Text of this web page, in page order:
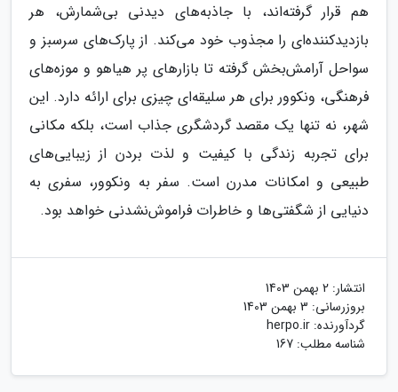
هم قرار گرفته‌اند، با جاذبه‌های دیدنی بی‌شمارش، هر
بازدیدکننده‌ای را مجذوب خود می‌کند. از پارک‌های سرسبز و
سواحل آرامش‌بخش گرفته تا بازارهای پر هیاهو و موزه‌های
فرهنگی، ونکوور برای هر سلیقه‌ای چیزی برای ارائه دارد. این
شهر، نه تنها یک مقصد گردشگری جذاب است، بلکه مکانی
برای تجربه زندگی با کیفیت و لذت بردن از زیبایی‌های
طبیعی و امکانات مدرن است. سفر به ونکوور، سفری به
دنیایی از شگفتی‌ها و خاطرات فراموش‌نشدنی خواهد بود.
انتشار: 2 بهمن 1403
بروزرسانی: 3 بهمن 1403
گردآورنده: herpo.ir
شناسه مطلب: 167